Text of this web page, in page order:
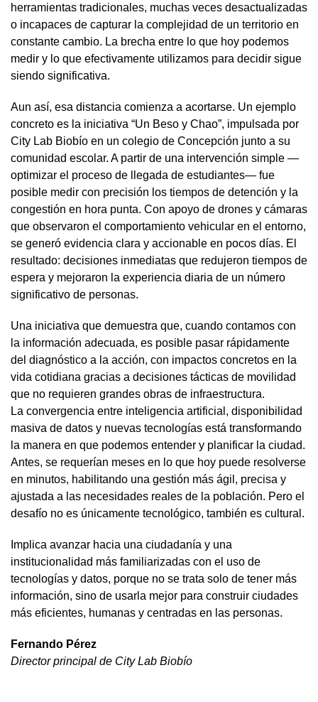
herramientas tradicionales, muchas veces desactualizadas
o incapaces de capturar la complejidad de un territorio en
constante cambio. La brecha entre lo que hoy podemos
medir y lo que efectivamente utilizamos para decidir sigue
siendo significativa.
Aun así, esa distancia comienza a acortarse. Un ejemplo
concreto es la iniciativa “Un Beso y Chao”, impulsada por
City Lab Biobío en un colegio de Concepción junto a su
comunidad escolar. A partir de una intervención simple —
optimizar el proceso de llegada de estudiantes— fue
posible medir con precisión los tiempos de detención y la
congestión en hora punta. Con apoyo de drones y cámaras
que observaron el comportamiento vehicular en el entorno,
se generó evidencia clara y accionable en pocos días. El
resultado: decisiones inmediatas que redujeron tiempos de
espera y mejoraron la experiencia diaria de un número
significativo de personas.
Una iniciativa que demuestra que, cuando contamos con
la información adecuada, es posible pasar rápidamente
del diagnóstico a la acción, con impactos concretos en la
vida cotidiana gracias a decisiones tácticas de movilidad
que no requieren grandes obras de infraestructura.
La convergencia entre inteligencia artificial, disponibilidad
masiva de datos y nuevas tecnologías está transformando
la manera en que podemos entender y planificar la ciudad.
Antes, se requerían meses en lo que hoy puede resolverse
en minutos, habilitando una gestión más ágil, precisa y
ajustada a las necesidades reales de la población. Pero el
desafío no es únicamente tecnológico, también es cultural.
Implica avanzar hacia una ciudadanía y una
institucionalidad más familiarizadas con el uso de
tecnologías y datos, porque no se trata solo de tener más
información, sino de usarla mejor para construir ciudades
más eficientes, humanas y centradas en las personas.
Fernando Pérez
Director principal de City Lab Biobío